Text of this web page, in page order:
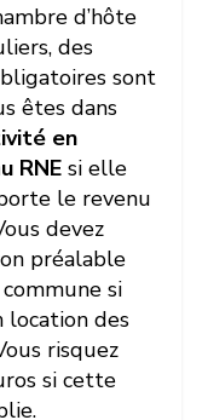
d’hôte
des
sont
êtes dans
en
RNE si elle
le revenu
devez
préalable
si
location des
risquez
si cette